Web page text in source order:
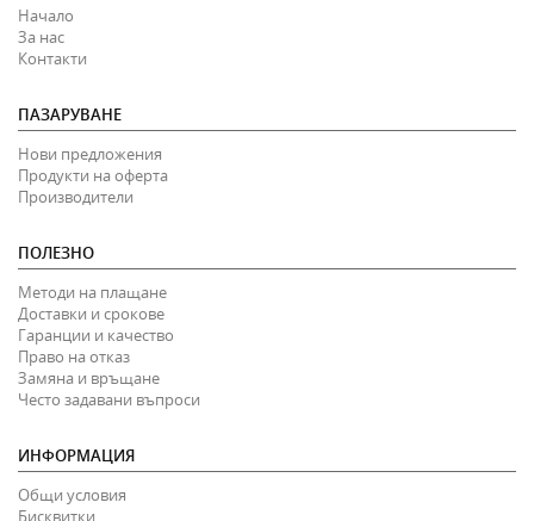
Начало
За нас
Контакти
ПАЗАРУВАНЕ
Нови предложения
Продукти на оферта
Производители
ПОЛЕЗНО
Методи на плащане
Доставки и срокове
Гаранции и качество
Право на отказ
Замяна и връщане
Често задавани въпроси
ИНФОРМАЦИЯ
Общи условия
Бисквитки